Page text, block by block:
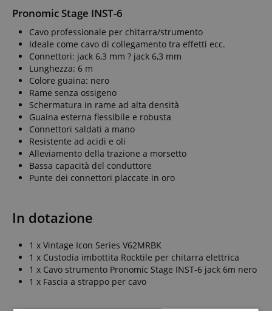
Pronomic Stage INST-6
Cavo professionale per chitarra/strumento
Ideale come cavo di collegamento tra effetti ecc.
Connettori: jack 6,3 mm ? jack 6,3 mm
Lunghezza: 6 m
Colore guaina: nero
Rame senza ossigeno
Schermatura in rame ad alta densità
Guaina esterna flessibile e robusta
Connettori saldati a mano
Resistente ad acidi e oli
Alleviamento della trazione a morsetto
Bassa capacità del conduttore
Punte dei connettori placcate in oro
In dotazione
1 x Vintage Icon Series V62MRBK
1 x Custodia imbottita Rocktile per chitarra elettrica
1 x Cavo strumento Pronomic Stage INST-6 jack 6m nero
1 x Fascia a strappo per cavo